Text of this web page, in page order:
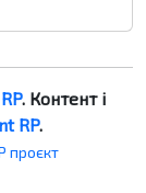
. Контент і
RP.
проєкт